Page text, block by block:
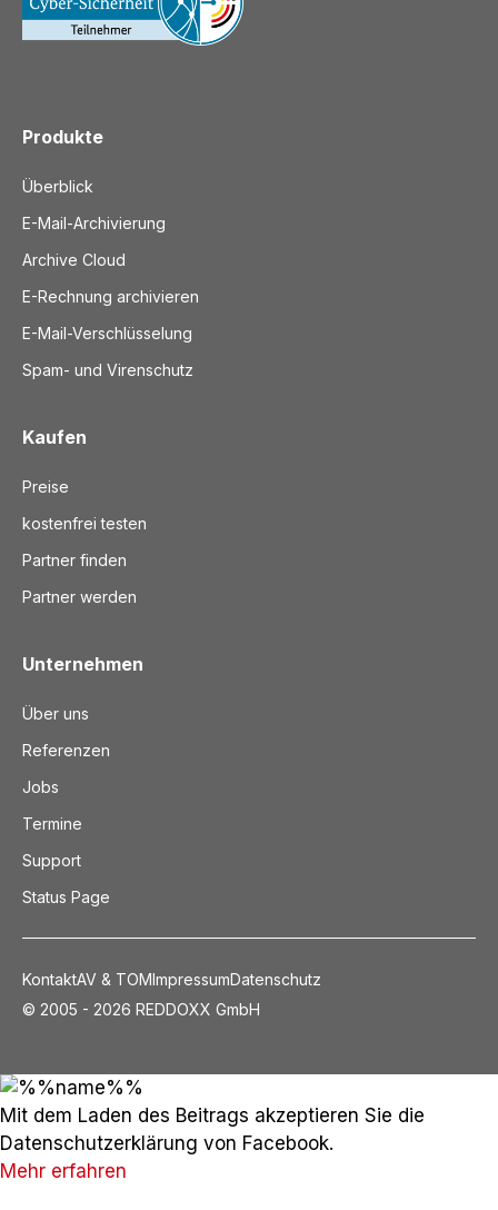
Produkte
Überblick
E-Mail-Archivierung
Archive Cloud
E-Rechnung archivieren
E-Mail-Verschlüsselung
Spam- und Virenschutz
Kaufen
Preise
kostenfrei testen
Partner finden
Partner werden
Unternehmen
Über uns
Referenzen
Jobs
Termine
Support
Status Page
© 2005 - 2026 REDDOXX GmbH
KontaktAV & TOMImpressumDatenschutz
Mit dem Laden des Beitrags akzeptieren Sie die
Datenschutzerklärung von Facebook.
Mehr erfahren